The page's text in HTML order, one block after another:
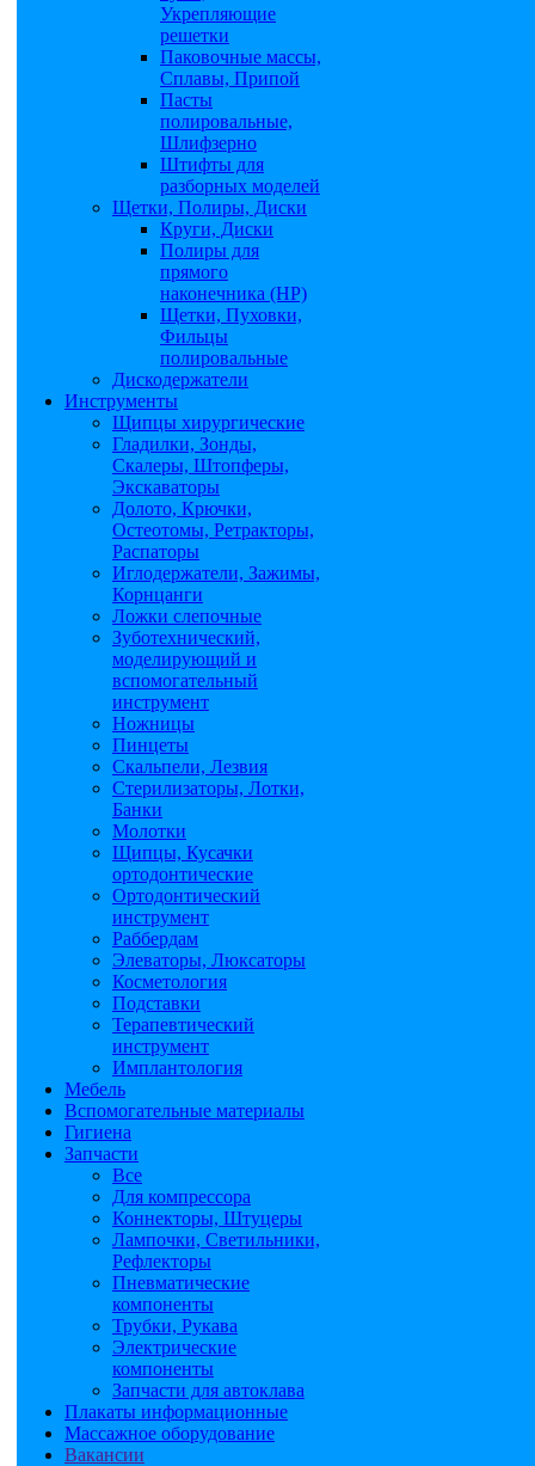
Укрепляющие
решетки
Паковочные массы,
Сплавы, Припой
Пасты
полировальные,
Шлифзерно
Штифты для
разборных моделей
Щетки, Полиры, Диски
Круги, Диски
Полиры для
прямого
наконечника (НР)
Щетки, Пуховки,
Фильцы
полировальные
Дискодержатели
Инструменты
Щипцы хирургические
Гладилки, Зонды,
Скалеры, Штопферы,
Экскаваторы
Долото, Крючки,
Остеотомы, Ретракторы,
Распаторы
Иглодержатели, Зажимы,
Корнцанги
Ложки слепочные
Зуботехнический,
моделирующий и
вспомогательный
инструмент
Ножницы
Пинцеты
Скальпели, Лезвия
Стерилизаторы, Лотки,
Банки
Молотки
Щипцы, Кусачки
ортодонтические
Ортодонтический
инструмент
Раббердам
Элеваторы, Люксаторы
Косметология
Подставки
Терапевтический
инструмент
Имплантология
Мебель
Вспомогательные материалы
Гигиена
Запчасти
Все
Для компрессора
Коннекторы, Штуцеры
Лампочки, Светильники,
Рефлекторы
Пневматические
компоненты
Трубки, Рукава
Электрические
компоненты
Запчасти для автоклава
Плакаты информационные
Массажное оборудование
Вакансии